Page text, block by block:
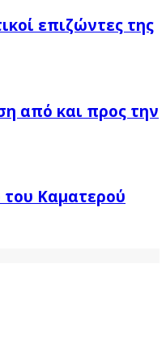
επιζώντες της
από και προς την
Καματερού